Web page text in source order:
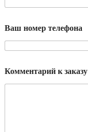
Ваш номер телефона
Комментарий к заказу